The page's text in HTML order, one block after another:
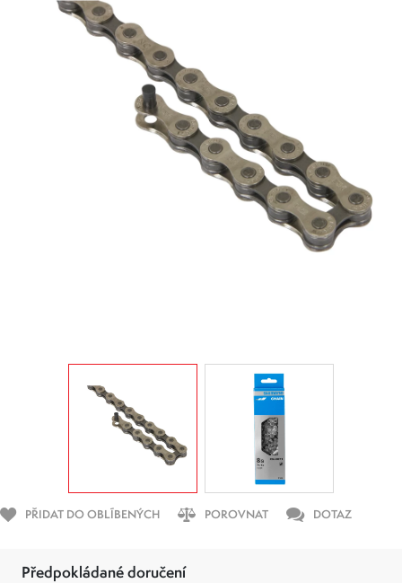
PŘIDAT DO OBLÍBENÝCH POROVNAT DOTAZ
Předpokládané doručení